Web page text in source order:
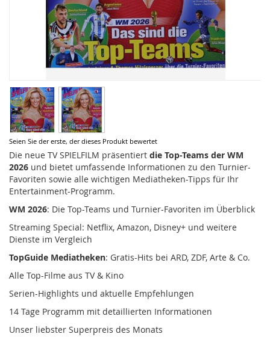
Seien Sie der erste, der dieses Produkt bewertet
Die neue TV SPIELFILM präsentiert die Top-Teams der WM
2026 und bietet umfassende Informationen zu den Turnier-
Favoriten sowie alle wichtigen Mediatheken-Tipps für Ihr
Entertainment-Programm.
WM 2026: Die Top-Teams und Turnier-Favoriten im Überblick
Streaming Special: Netflix, Amazon, Disney+ und weitere
Dienste im Vergleich
TopGuide Mediatheken: Gratis-Hits bei ARD, ZDF, Arte & Co.
Alle Top-Filme aus TV & Kino
Serien-Highlights und aktuelle Empfehlungen
14 Tage Programm mit detaillierten Informationen
Unser liebster Superpreis des Monats
Zum
Anfang
der
Bildergalerie
springen